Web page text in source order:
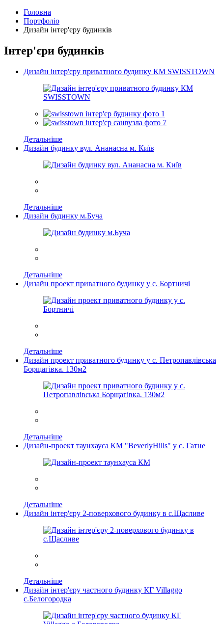
Головна
Портфоліо
Дизайн інтер'єру будинків
Інтер'єри будинків
Дизайн інтер'єру приватного будинку КМ SWISSTOWN
Детальніше
Дизайн будинку вул. Ананасна м. Київ
Детальніше
Дизайн будинку м.Буча
Детальніше
Дизайн проект приватного будинку у с. Бортничі
Детальніше
Дизайн проект приватного будинку у с. Петропавлівська
Борщагівка. 130м2
Детальніше
Дизайн-проект таунхауса КМ "BeverlyHills" у с. Гатне
Детальніше
Дизайн інтер'єру 2-поверхового будинку в с.Щасливе
Детальніше
Дизайн інтер'єру частного будинку КГ Villaggo
с.Белогородка